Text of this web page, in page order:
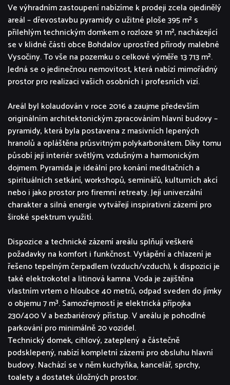
Ve výhradním zastoupení nabízíme k prodeji zcela ojedinělý
areál – dřevostavbu pyramidy o užitné ploše 395 m² s
přilehlým technickým domkem o rozloze 91 m², nacházející
se v klidné části obce Bohdalov uprostřed přírody malebné
Vysočiny. To vše na pozemku o celkové výměře 13 713 m².
Jedná se o jedinečnou nemovitost, která nabízí mimořádný
prostor pro realizaci vašich osobních i profesních vizí.
Areál byl kolaudován v roce 2016 a zaujme především
originálním architektonickým zpracováním hlavní budovy –
pyramidy, která byla postavena z masivních lepených
hranolů a opláštěna průsvitným polykarbonátem. Díky tomu
působí její interiér světlým, vzdušným a harmonickým
dojmem. Pyramida je ideální pro konání meditačních a
spirituálních setkání, workshopů, seminářů, kulturních akcí
nebo i jako prostor pro firemní retreaty. Její univerzální
charakter a silná energie vytvářejí inspirativní zázemí pro
široké spektrum využití.
Dispozice a technické zázemí areálu splňují veškeré
požadavky na komfort i funkčnost. Vytápění a chlazení je
řešeno tepelným čerpadlem (vzduch/vzduch), k dispozici je
také elektrokotel a litinová kamna. Voda je zajištěna
vlastním vrtem o hloubce 40 metrů, odpad sveden do jímky
o objemu 7 m³. Samozřejmostí je elektrická přípojka
230/400 V a bezbariérový přístup. V areálu je pohodlné
parkování pro minimálně 20 vozidel.
Technický domek, cihlový, zateplený a částečně
podsklepený, nabízí kompletní zázemí pro obsluhu hlavní
budovy. Nachází se v něm kuchyňka, kancelář, sprchy,
toalety a dostatek úložných prostor.